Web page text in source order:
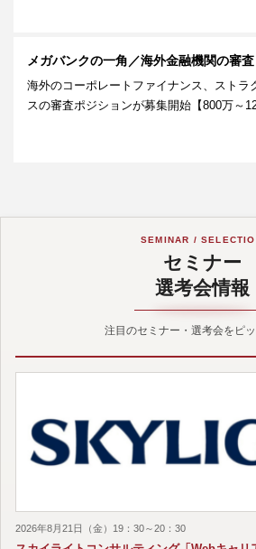
メガバンクの一角／海外金融機関の審査
海外のコーポレートファイナンス、ストラ
スの審査ポジションが募集開始【800万～
SEMINAR /
セミナー
選考会情報
注目のセミナー・選考会をピ
2026年8月21日（金）19：30～20：30